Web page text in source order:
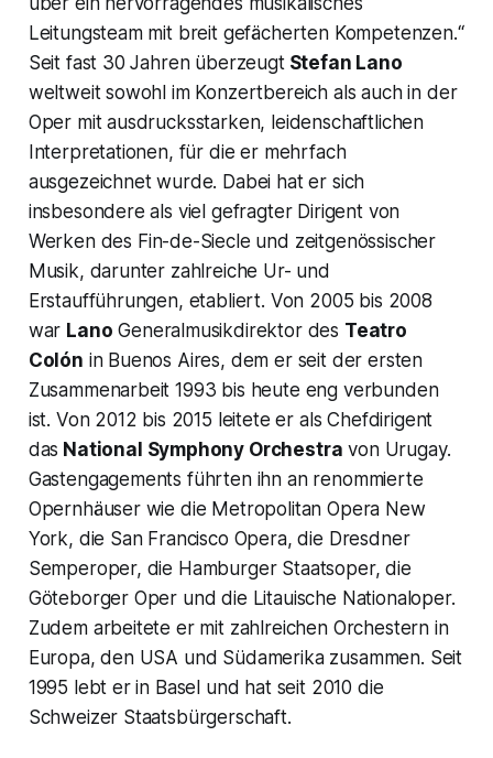
Leitungsteam mit breit gefächerten Kompetenzen.“
Seit fast 30 Jahren überzeugtStefan Lano
weltweit sowohl im Konzertbereich als auch in der
Oper mit ausdrucksstarken, leidenschaftlichen
Interpretationen, für die er mehrfach
ausgezeichnet wurde. Dabei hat er sich
insbesondere als viel gefragter Dirigent von
Werken des Fin-de-Siecle und zeitgenössischer
Musik, darunter zahlreiche Ur- und
Erstaufführungen, etabliert. Von 2005 bis 2008
war Lano Generalmusikdirektor des Teatro
Colón in Buenos Aires, dem er seit der ersten
Zusammenarbeit 1993 bis heute eng verbunden
ist. Von 2012 bis 2015 leitete er als Chefdirigent
das National Symphony Orchestra von Urugay.
Gastengagements führten ihn an renommierte
Opernhäuser wie die Metropolitan Opera New
York, die San Francisco Opera, die Dresdner
Semperoper, die Hamburger Staatsoper, die
Göteborger Oper und die Litauische Nationaloper.
Zudem arbeitete er mit zahlreichen Orchestern in
Europa, den USA und Südamerika zusammen. Seit
1995 lebt er in Basel und hat seit 2010 die
Schweizer Staatsbürgerschaft.